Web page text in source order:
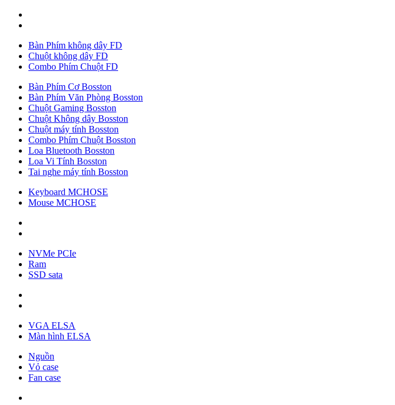
Bàn Phím không dây FD
Chuột không dây FD
Combo Phím Chuột FD
Bàn Phím Cơ Bosston
Bàn Phím Văn Phòng Bosston
Chuột Gaming Bosston
Chuột Không dây Bosston
Chuột máy tính Bosston
Combo Phím Chuột Bosston
Loa Bluetooth Bosston
Loa Vi Tính Bosston
Tai nghe máy tính Bosston
Keyboard MCHOSE
Mouse MCHOSE
NVMe PCIe
Ram
SSD sata
VGA ELSA
Màn hình ELSA
Nguồn
Vỏ case
Fan case